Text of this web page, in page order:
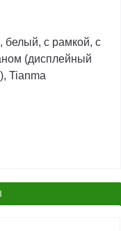
белый, с рамкой, с
(дисплейный
Tianma